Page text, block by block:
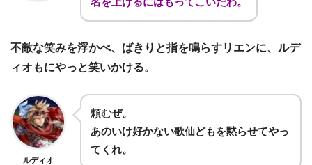
不敵な笑みを浮かべ、ばきりと指を鳴らすリエンに、ルデ
ィオもにやっと笑いかける。
ルディオ
頼むぜ。
あのいけ好かない歌仙どもを黙らせてやっ
てくれ。